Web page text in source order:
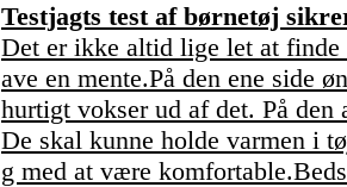
Testjagts test af børnetøj
Det er ikke altid lige let at
ave en mente.På den ene side
hurtigt vokser ud af det. På
De skal kunne holde varmen i
g med at være